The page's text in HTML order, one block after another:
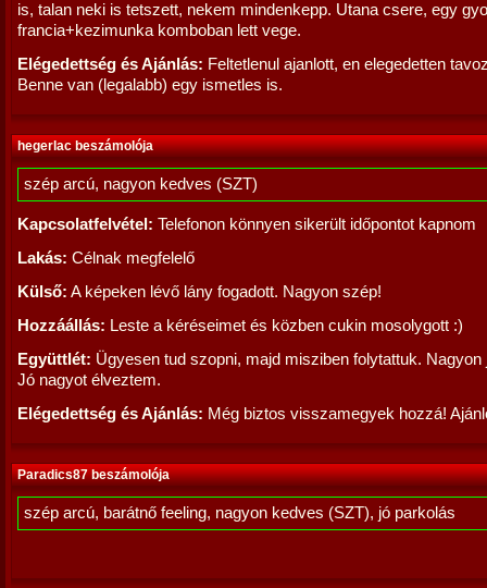
is, talan neki is tetszett, nekem mindenkepp. Utana csere, egy
francia+kezimunka komboban lett vege.
Elégedettség és Ajánlás: Feltetlenul ajanlott, en elegedetten
Benne van (legalabb) egy ismetles is.
hegerlac beszámolója
szép arcú, nagyon kedves (SZT)
Kapcsolatfelvétel: Telefonon könnyen sikerült időpontot kapnom
Lakás: Célnak megfelelő
Külső: A képeken lévő lány fogadott. Nagyon szép!
Hozzáállás: Leste a kéréseimet és közben cukin mosolygott :)
Együttlét: Ügyesen tud szopni, majd misziben folytattuk. Nagyon
Jó nagyot élveztem.
Elégedettség és Ajánlás: Még biztos visszamegyek hozzá!
Paradics87 beszámolója
szép arcú, barátnő feeling, nagyon kedves (SZT), jó parkolás